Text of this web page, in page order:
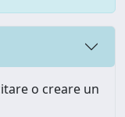
o creare un